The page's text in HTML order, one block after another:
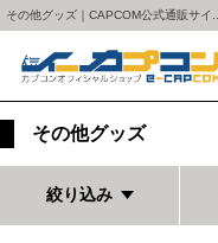
その他グッズ｜CAPCOM公式通販サイ...
その他グッズ
絞り込み